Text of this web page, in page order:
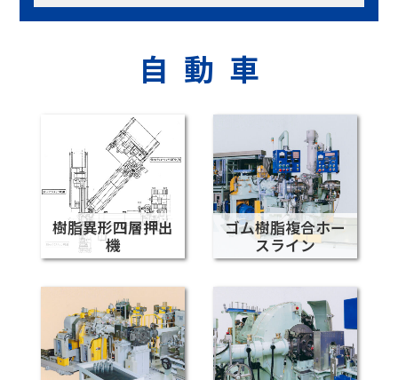
自動車
樹脂異形四層押出
機
ゴム樹脂複合ホー
スライン